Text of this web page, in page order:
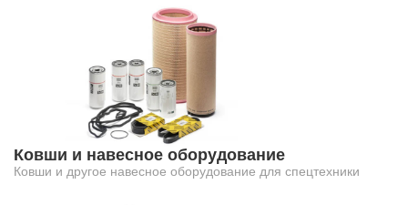
Ковши и навесное оборудование
Ковши и другое навесное оборудование для спецтехники